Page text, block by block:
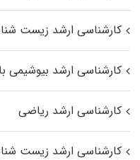
کارشناسی ارشد زیست
کارشناسی ارشد بیوشیمی
کارشناسی ارشد ریاضی
کارشناسی ارشد زیست‌